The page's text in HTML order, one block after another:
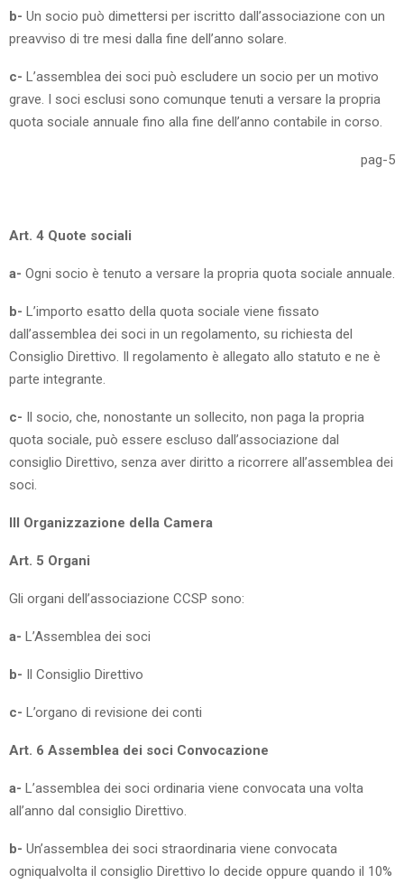
b- Un socio può dimettersi per iscritto dall’associazione con un
preavviso di tre mesi dalla fine dell’anno solare.
c- L’assemblea dei soci può escludere un socio per un motivo
grave. I soci esclusi sono comunque tenuti a versare la propria
quota sociale annuale fino alla fine dell’anno contabile in corso.
pag-5
Art. 4 Quote sociali
a- Ogni socio è tenuto a versare la propria quota sociale annuale.
b- L’importo esatto della quota sociale viene fissato
dall’assemblea dei soci in un regolamento, su richiesta del
Consiglio Direttivo. Il regolamento è allegato allo statuto e ne è
parte integrante.
c- Il socio, che, nonostante un sollecito, non paga la propria
quota sociale, può essere escluso dall’associazione dal
consiglio Direttivo, senza aver diritto a ricorrere all’assemblea dei
soci.
III Organizzazione della Camera
Art. 5 Organi
Gli organi dell’associazione CCSP sono:
a- L’Assemblea dei soci
b- Il Consiglio Direttivo
c- L’organo di revisione dei conti
Art. 6 Assemblea dei soci Convocazione
a- L’assemblea dei soci ordinaria viene convocata una volta
all’anno dal consiglio Direttivo.
b- Un’assemblea dei soci straordinaria viene convocata
ogniqualvolta il consiglio Direttivo lo decide oppure quando il 10%